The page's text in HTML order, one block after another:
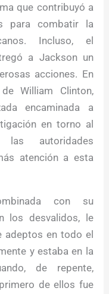
que contribuyó a
para combatir la
Incluso, el
a Jackson un
acciones. En
William Clinton,
encaminada a
en torno al
autoridades
atención a esta
con su
los desvalidos, le
adeptos en todo el
y estaba en la
de repente,
de ellos fue